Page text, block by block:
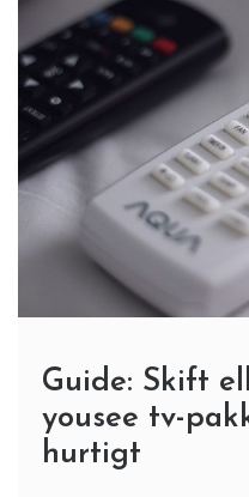
Guide: Skift
yousee tv-
hurtigt